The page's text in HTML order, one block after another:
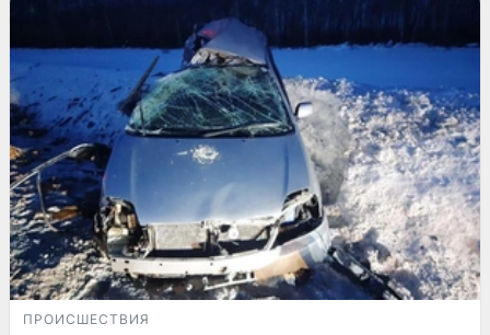
ПРОИСШЕСТВИЯ